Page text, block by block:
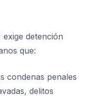
detención
que:
condenas penales
delitos